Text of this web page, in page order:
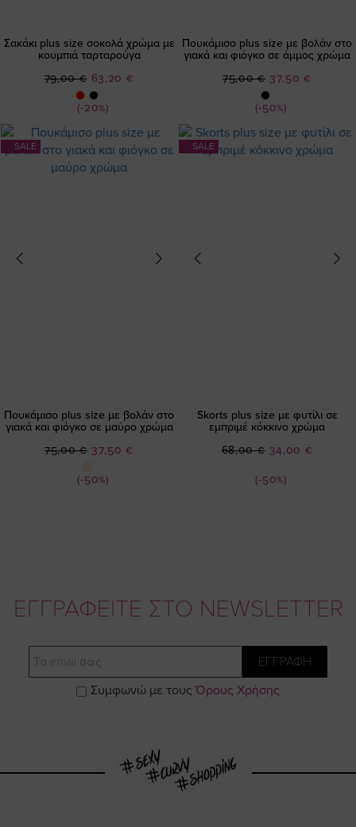
Σακάκι plus size σοκολά χρώμα με
κουμπιά ταρταρούγα
(-20%)
Ειδική
Τιμή
63,20 €
79,00 €
Πουκάμισο plus size με βολάν στο
γιακά και φιόγκο σε άμμος χρώμα
(-50%)
Ειδική
Τιμή
37,50 €
75,00 €
SALE
Πουκάμισο plus size με βολάν στο
γιακά και φιόγκο σε μαύρο χρώμα
(-50%)
Ειδική
37,50 €
75,00 €
SALE
Skorts plus size με φυτίλι σε
εμπριμέ κόκκινο χρώμα
(-50%)
Ειδική
34,00 €
68,00 €
ΕΓΓΡΑΦΕΙΤΕ ΣΤΟ NEWSLETTER
Email
ΕΓΓΡΑΦΗ
Συμφωνώ με τους Όρους Χρήσης